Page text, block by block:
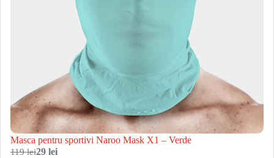
Masca pentru sportivi Naroo Mask X1 – Verde
119 lei29 lei